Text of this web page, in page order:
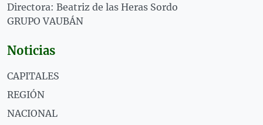
Directora: Beatriz de las Heras Sordo
GRUPO VAUBÁN
Noticias
CAPITALES
REGIÓN
NACIONAL